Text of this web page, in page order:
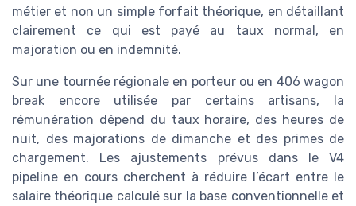
métier et non un simple forfait théorique, en détaillant
clairement ce qui est payé au taux normal, en
majoration ou en indemnité.
Sur une tournée régionale en porteur ou en 406 wagon
break encore utilisée par certains artisans, la
rémunération dépend du taux horaire, des heures de
nuit, des majorations de dimanche et des primes de
chargement. Les ajustements prévus dans le V4
pipeline en cours cherchent à réduire l’écart entre le
salaire théorique calculé sur la base conventionnelle et